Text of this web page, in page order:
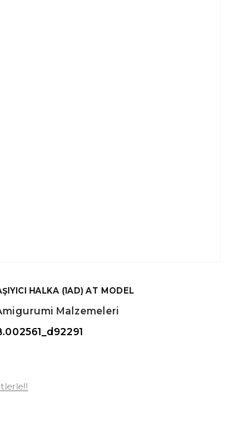
HALKA (1AD) AT MODEL
Malzemeleri